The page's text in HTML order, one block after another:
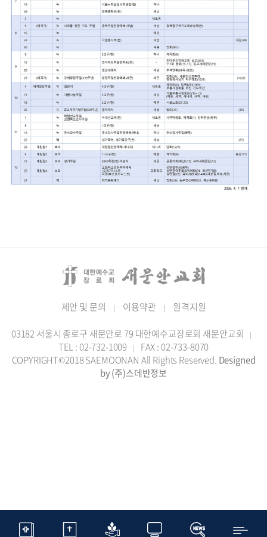
제안 및 문의 | 이용약관 | 원격지원
03182 서울시 종로구 새문안로 79 대한예수교장로회 새문안교회 |
TEL : 02-732-1009 |
FAX : 02-733-8070
COPYRIGHT©2018 SAEMOONAN All Rights Reserved. Designed
by (주)스데반정보